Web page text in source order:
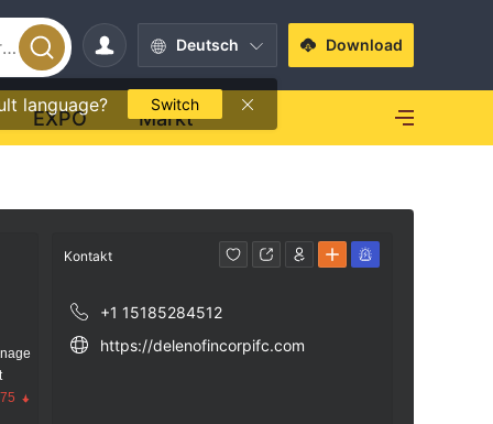
Deutsch
language? Switch
Download
EXPO Markt
Kontakt
+1 15185284512
https://delenofincorpifc.com